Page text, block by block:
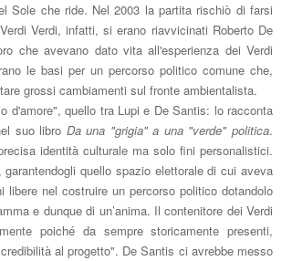
Sole che ride. Nel 2003 la partita rischiò difarsi
Verdi Verdi, infatti, si erano riavvicinati Roberto De
che avevano dato vitaall'esperienza dei Verdi
le basi per un percorso politico comune che,
grossi cambiamenti sul fronte ambientalista.
d'amore", quello tra Lupi e De Santis: lo racconta
suo libro Da una "grigia" a una "verde" politica.
identità culturale ma solo fini personalistici.
quello spazio elettorale di cui aveva
libere nel costruire un percorso politico dotandolo
e dunque di un’anima. Il contenitore dei Verdi
poiché da sempre storicamente presenti,
al progetto". DeSantis ci avrebbe messo